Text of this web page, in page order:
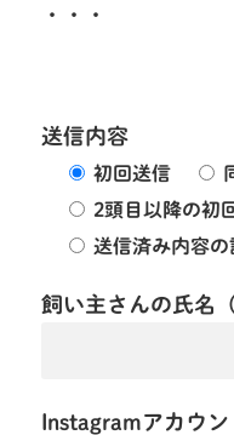
・・・
送信内容
初回送信
2頭目以降の初
送信済み内容の
飼い主さんの氏名（
Instagramアカウン